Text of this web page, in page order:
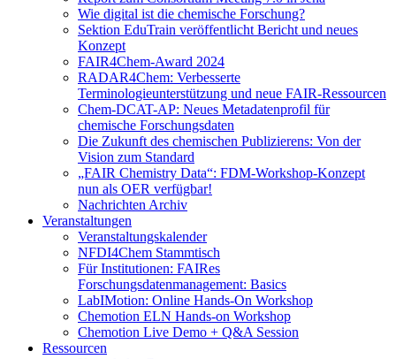
Wie digital ist die chemische Forschung?
Sektion EduTrain veröffentlicht Bericht und neues
Konzept
FAIR4Chem-Award 2024
RADAR4Chem: Verbesserte
Terminologieunterstützung und neue FAIR-Ressourcen
Chem-DCAT-AP: Neues Metadatenprofil für
chemische Forschungsdaten
Die Zukunft des chemischen Publizierens: Von der
Vision zum Standard
„FAIR Chemistry Data“: FDM-Workshop-Konzept
nun als OER verfügbar!
Nachrichten Archiv
Veranstaltungen
Veranstaltungskalender
NFDI4Chem Stammtisch
Für Institutionen: FAIRes
Forschungsdatenmanagement: Basics
LabIMotion: Online Hands-On Workshop
Chemotion ELN Hands-on Workshop
Chemotion Live Demo + Q&A Session
Ressourcen